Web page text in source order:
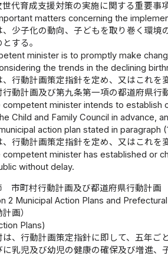
世代育成支援対策の実施に関する重要事
matters concerning the
、少子化の動向、子どもを取り巻く環
する。
minister is to promptly make
the trends in the declining
、行動計画策定指針を定め、又はこれ
動計画及び第九条第一項の都道府県行
competent minister intends to establish
Child and Family Council in advance,
action plan stated in paragraph
、行動計画策定指針を定め、又はこれを
competent minister has established or
without delay.
市町村行動計画及び都道府県行動計画
2 Municipal Action Plans and
画）
Plans)
は、行動計画策定指針に即して、五年
に乳児及び幼児の健康の確保及び増進